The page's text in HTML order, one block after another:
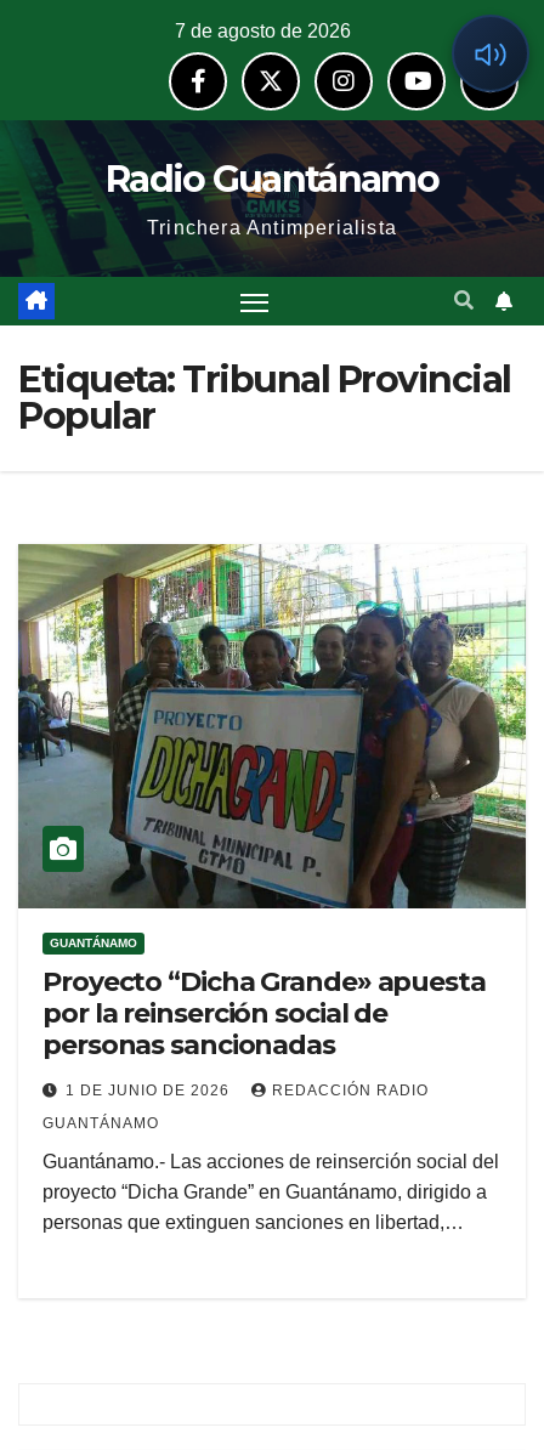
7 de agosto de 2026
Radio Guantánamo
Trinchera Antimperialista
Etiqueta:Tribunal Provincial
Popular
GUANTÁNAMO
Proyecto “Dicha Grande» apuesta
por la reinserción social de
personas sancionadas
1 DE JUNIO DE 2026
REDACCIÓN RADIO
GUANTÁNAMO
Guantánamo.- Las acciones de reinserción social del
proyecto “Dicha Grande” en Guantánamo, dirigido a
personas que extinguen sanciones en libertad,…